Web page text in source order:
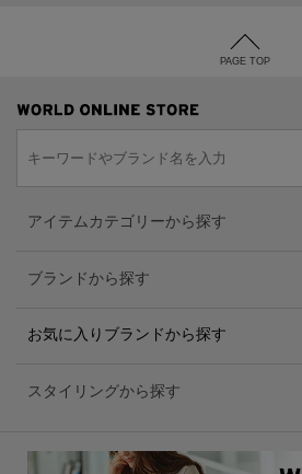
PAGE TOP
アイテムカテゴリーから探す
ブランドから探す
お気に入りブランドから探す
スタイリングから探す